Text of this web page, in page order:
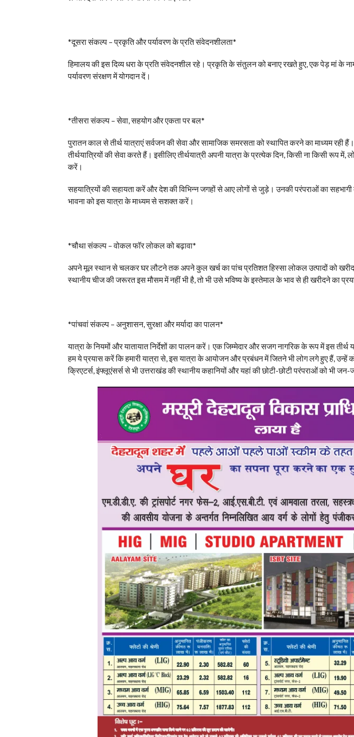
*दूसरा संकल्प – प्रकृति और पर्यावरण के प्रति संवेदनशीलता*
हिमालय की इस दिव्य धरा के प्रति संवेदनशील रहे। प्रकृति के संतुलन को बनाए रखते हुए, एक पेड़ मां के
पर्यावरण संरक्षण में योगदान दें।
*तीसरा संकल्प – सेवा, सहयोग और एकता पर बल*
पुरातन काल से तीर्थ यात्राएं सर्वजन की सेवा और सामाजिक समरसता को स्थापित करने का माध्यम रही
तीर्थयात्रियों की सेवा करते हैं। इसीलिए तीर्थयात्री अपनी यात्रा के प्रत्येक दिन, किसी ना किसी रूप में,
करें।
सहयात्रियों की सहायता करें और देश की विभिन्न जगहों से आए लोगों से जुड़े। उनकी परंपराओं का सहभागी
भावना को इस यात्रा के माध्यम से सशक्त करें।
*चौथा संकल्प – वोकल फॉर लोकल को बढ़ावा*
अपने मूल स्थान से चलकर घर लौटने तक अपने कुल खर्च का पांच प्रतिशत हिस्सा लोकल उत्पादों को
स्थानीय चीज की जरूरत इस मौसम में नहीं भी है, तो भी उसे भविष्य के इस्तेमाल के भाव से ही खरीदने का
*पांचवां संकल्प – अनुशासन, सुरक्षा और मर्यादा का पालन*
यात्रा के नियमों और यातायात निर्देशों का पालन करें। एक जिम्मेदार और सजग नागरिक के रूप में इस तीर्थ
हम ये प्रयास करें कि हमारी यात्रा से, इस यात्रा के आयोजन और प्रबंधन में जितने भी लोग लगे हुए हैं, उन्हें
क्रिएटर्स, इंफ्लूएंसर्स से भी उत्तराखंड की स्थानीय कहानियों और यहां की छोटी-छोटी परंपराओं को भी